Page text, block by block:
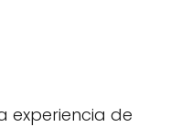
experiencia de